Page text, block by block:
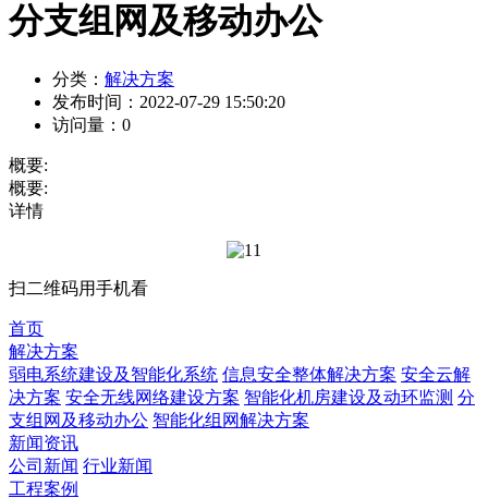
分支组网及移动办公
分类： 解决方案
发布时间： 2022-07-29 15:50:20
访问量： 0
概要:
概要:
详情
扫二维码用手机看
首页
解决方案
弱电系统建设及智能化系统 信息安全整体解决方案 安全云解
决方案 安全无线网络建设方案 智能化机房建设及动环监测 分
支组网及移动办公 智能化组网解决方案
新闻资讯
公司新闻 行业新闻
工程案例